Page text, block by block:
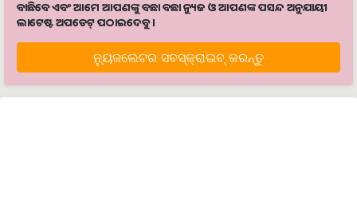
ବାଛିବେ ଏବଂ ଆମେ ଆପଣଙ୍କୁ ବଛା ବଛା ନ୍ୟୁଜ ଓ ଆପଣଙ୍କ ପସନ୍ଦ ଅନୁଯାୟୀ
ଲାଟେଷ୍ଟ ଅପଡେଟ୍‌ ପଠାଇଦେବୁ ।
ନ୍ୟୁଜଲେଟର ସବସ୍କ୍ରାଇବ୍‌ କରନ୍ତୁ